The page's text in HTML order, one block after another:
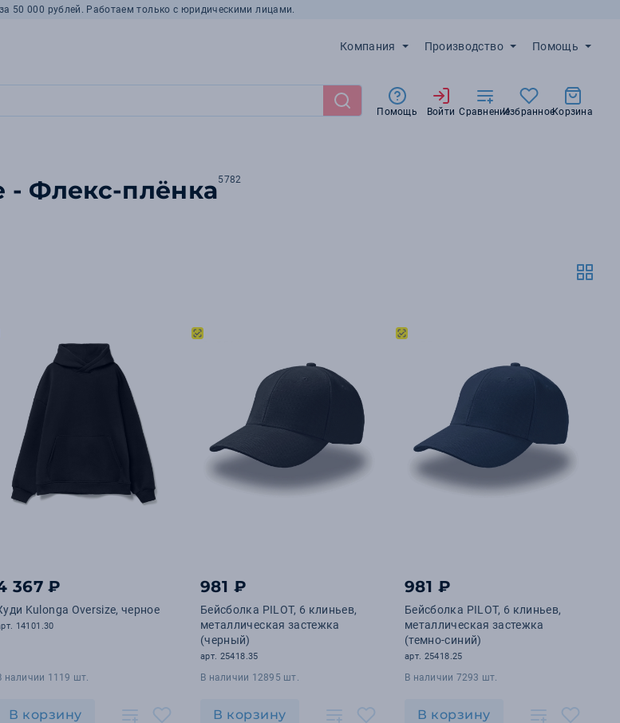
50 000 рублей. Работаем только с юридическими лицами.
Компания Производство Помощь
Помощь Войти СравнениеИзбранноеКорзина
- Флекс-плёнка5782
367 ₽
Kulonga Oversize, черное
14101.30
наличии 1119 шт.
В корзину
981 ₽
Бейсболка PILOT, 6 клиньев,
металлическая застежка
(черный)
арт. 25418.35
В наличии 12895 шт.
В корзину
981 ₽
Бейсболка PILOT, 6 клиньев,
металлическая застежка
(темно-синий)
арт. 25418.25
В наличии 7293 шт.
В корзину